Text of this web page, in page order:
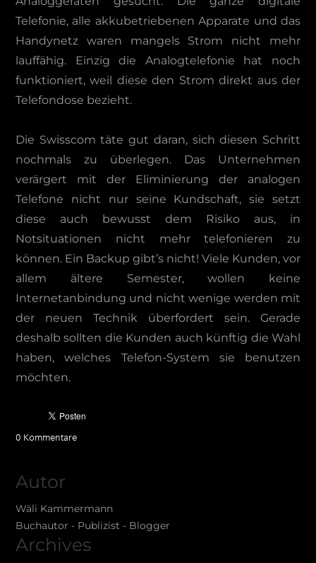
Telefonie, alle akkubetriebenen Apparate und das
Handynetz waren mangels Strom nicht mehr
lauffähig. Einzig die Analogtelefonie hat noch
funktioniert, weil diese den Strom direkt aus der
Telefondose bezieht.
Die Swisscom täte gut daran, sich diesen Schritt
nochmals zu überlegen. Das Unternehmen
verärgert mit der Eliminierung der analogen
Telefone nicht nur seine Kundschaft, sie setzt
diese auch bewusst dem Risiko aus, in
Notsituationen nicht mehr telefonieren zu
können. Ein Backup gibt’s nicht! Viele Kunden, vor
allem ältere Semester, wollen keine
Internetanbindung und nicht wenige werden mit
der neuen Technik überfordert sein. Gerade
deshalb sollten die Kunden auch künftig die Wahl
haben, welches Telefon-System sie benutzen
möchten.
0 Kommentare
Autor
Wäli Kammermann
Buchautor - Publizist - Blogger
Archives